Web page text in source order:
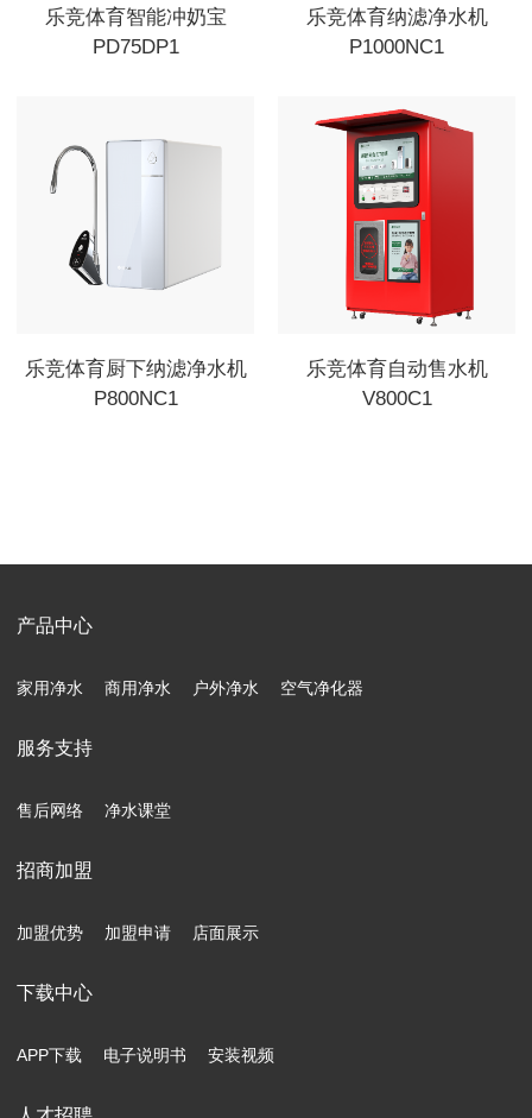
乐竞体育智能冲奶宝
PD75DP1
乐竞体育纳滤净水机
P1000NC1
乐竞体育厨下纳滤净水机
P800NC1
乐竞体育自动售水机
V800C1
产品中心
家用净水 商用净水 户外净水 空气净化器
服务支持
售后网络 净水课堂
招商加盟
加盟优势 加盟申请 店面展示
下载中心
APP下载 电子说明书 安装视频